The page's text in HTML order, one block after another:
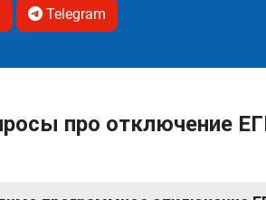
Telegram
про отключение